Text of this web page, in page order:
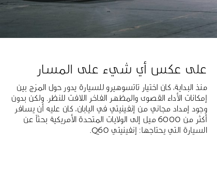
على عكس أي شيء على المسار
منذ البداية، كان اختيار تاتسوهيرو للسيارة يدور حول المزج بين
إمكانات الأداء القصوى والمظهر الفاخر اللافت للنظر. ولكن بدون
وجود إمداد مجاني من إنفينيتي في اليابان، كان عليه أن يسافر
أكثر من 6000 ميل إلى الولايات المتحدة الأمريكية بحثاً عن
السيارة التي يحتاجها: إنفينيتي Q60.